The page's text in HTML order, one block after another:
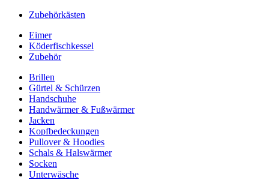
Zubehörkästen
Eimer
Köderfischkessel
Zubehör
Brillen
Gürtel & Schürzen
Handschuhe
Handwärmer & Fußwärmer
Jacken
Kopfbedeckungen
Pullover & Hoodies
Schals & Halswärmer
Socken
Unterwäsche